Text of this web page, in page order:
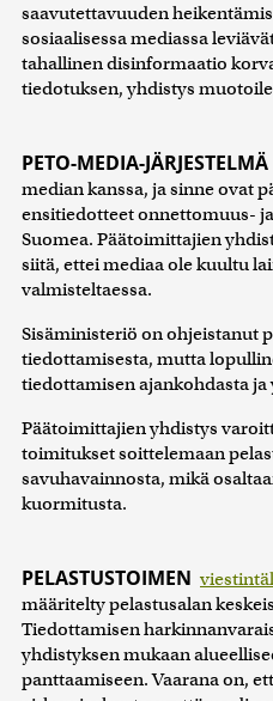
saavutettavuuden
sosiaalisessa mediassa
tahallinen disinformaatio
tiedotuksen, yhdistys
PETO-MEDIA-JÄRJESTELMÄ
median kanssa, ja sinne ovat
ensitiedotteet onnettomuus-
Suomea. Päätoimittajien
siitä, ettei mediaa ole kuultu
valmisteltaessa.
Sisäministeriö on ohjeistanut
tiedottamisesta, mutta
tiedottamisen ajankohdasta
Päätoimittajien yhdistys
toimitukset soittelemaan
savuhavainnosta, mikä
kuormitusta.
PELASTUSTOIMEN
määritelty pelastusalan
Tiedottamisen
yhdistyksen mukaan
panttaamiseen. Vaarana on,